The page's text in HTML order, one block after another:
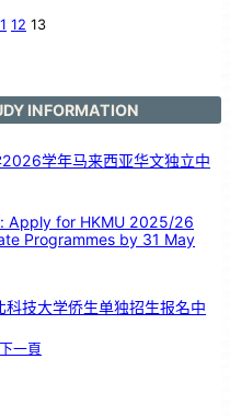
12 13
INFORMATION
2026学年马来西亚华文独立中
Apply for HKMU 2025/26
Programmes by 31 May
科技大学侨生单独招生报名中
下一頁